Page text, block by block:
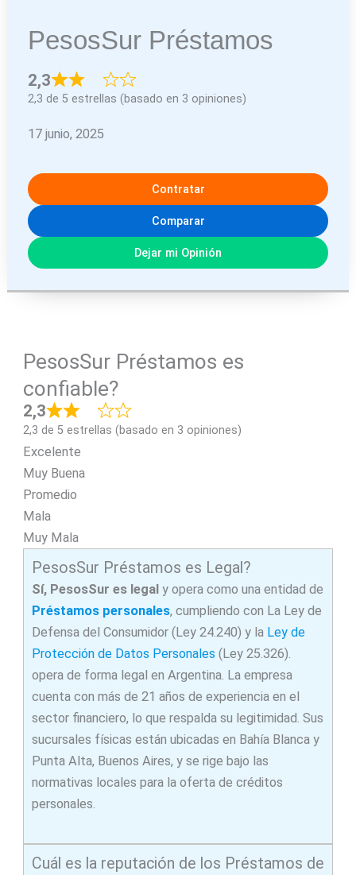
PesosSur Préstamos
2,3
2,3 de 5 estrellas (basado en 3 opiniones)
17 junio, 2025
Contratar
Comparar
Dejar mi Opinión
PesosSur Préstamos es
confiable?
2,3
2,3 de 5 estrellas (basado en 3 opiniones)
Excelente
Muy Buena
Promedio
Mala
Muy Mala
PesosSur Préstamos es Legal?
Sí, PesosSur es legaly opera como una entidad de
Préstamos personales, cumpliendo con La Ley de
Defensa del Consumidor (Ley 24.240) y la Ley de
Protección de Datos Personales (Ley 25.326).
opera de forma legal en Argentina. La empresa
cuenta con más de 21 años de experiencia en el
sector financiero, lo que respalda su legitimidad. Sus
sucursales físicas están ubicadas en Bahía Blanca y
Punta Alta, Buenos Aires, y se rige bajo las
normativas locales para la oferta de créditos
personales.
Cuál es la reputación de los Préstamos de